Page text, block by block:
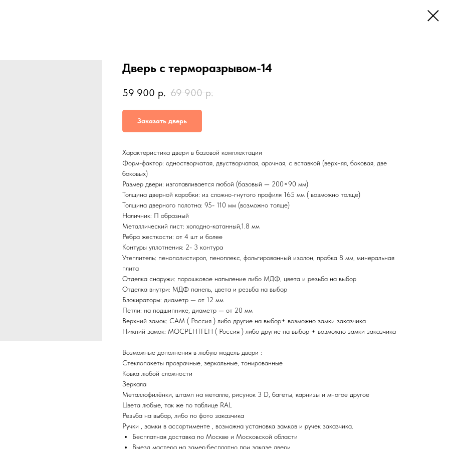
Дверь с терморазрывом-14
59 900 р. 69 900 р.
Заказать дверь
Характеристика двери в базовой комплектации
Форм-фактор: одностворчатая, двустворчатая, арочная, с вставкой (верхняя, боковая, две
боковых)
Размер двери: изготавливается любой (базовый — 200×90 мм)
Толщина дверной коробки: из сложно-гнутого профиля 165 мм ( возможно толще)
Толщина дверного полотна: 95- 110 мм (возможно толще)
Наличник: П образный
Металлический лист: холодно-катанный,1.8 мм
Ребра жесткости: от 4 шт и более
Контуры уплотнения: 2- 3 контура
Утеплитель: пенополистирол, пеноплекс, фольгированный изолон, пробка 8 мм, минеральная
плита
Отделка снаружи: порошковое напыление либо МДФ, цвета и резьба на выбор
Отделка внутри: МДФ панель, цвета и резьба на выбор
Блокираторы: диаметр — от 12 мм
Петли: на подшипнике, диаметр — от 20 мм
Верхний замок: САМ ( Россия ) либо другие на выбор+ возможно замки заказчика
Нижний замок: МОСРЕНТГЕН ( Россия ) либо другие на выбор + возможно замки заказчика
Возможные дополнения в любую модель двери :
Стеклопакеты прозрачные, зеркальные, тонированные
Ковка любой сложности
Зеркала
Металлофилёнки, штамп на металле, рисунок 3 D, багеты, карнизы и многое другое
Цвета любые, так же по таблице RAL
Резьба на выбор, либо по фото заказчика
Ручки , замки в ассортименте , возможна установка замков и ручек заказчика.
Бесплатная доставка по Москве и Московской области
Выезд мастера на замер:бесплатно при заказе двери